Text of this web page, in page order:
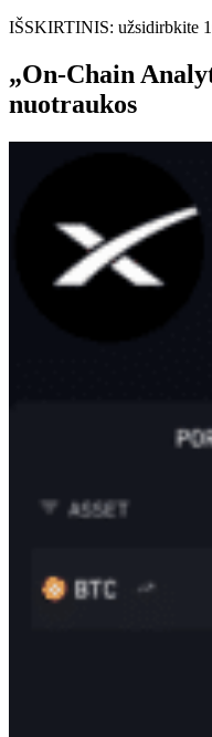
IŠSKIRTINIS: užsidirbkite
„On-Chain
nuotraukos